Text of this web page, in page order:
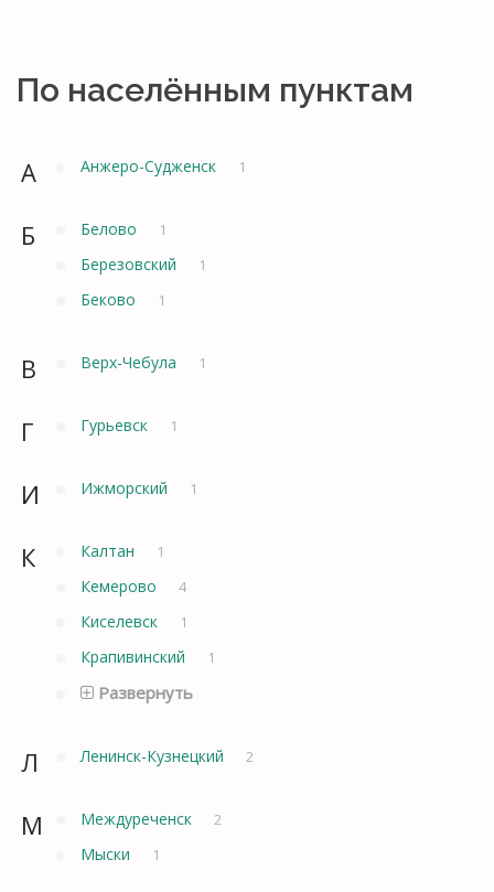
По населённым пунктам
А Анжеро-Судженск 1
Б Белово 1
Березовский 1
Беково 1
В Верх-Чебула 1
Г Гурьевск 1
И Ижморский 1
К Калтан 1
Кемерово 4
Киселевск 1
Крапивинский 1
Развернуть
Л Ленинск-Кузнецкий 2
М Междуреченск 2
Мыски 1